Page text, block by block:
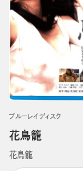
ブルーレイディスク
花鳥籠
花鳥籠